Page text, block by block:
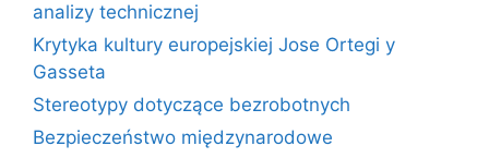
analizy technicznej
Krytyka kultury europejskiej Jose Ortegi y
Gasseta
Stereotypy dotyczące bezrobotnych
Bezpieczeństwo międzynarodowe